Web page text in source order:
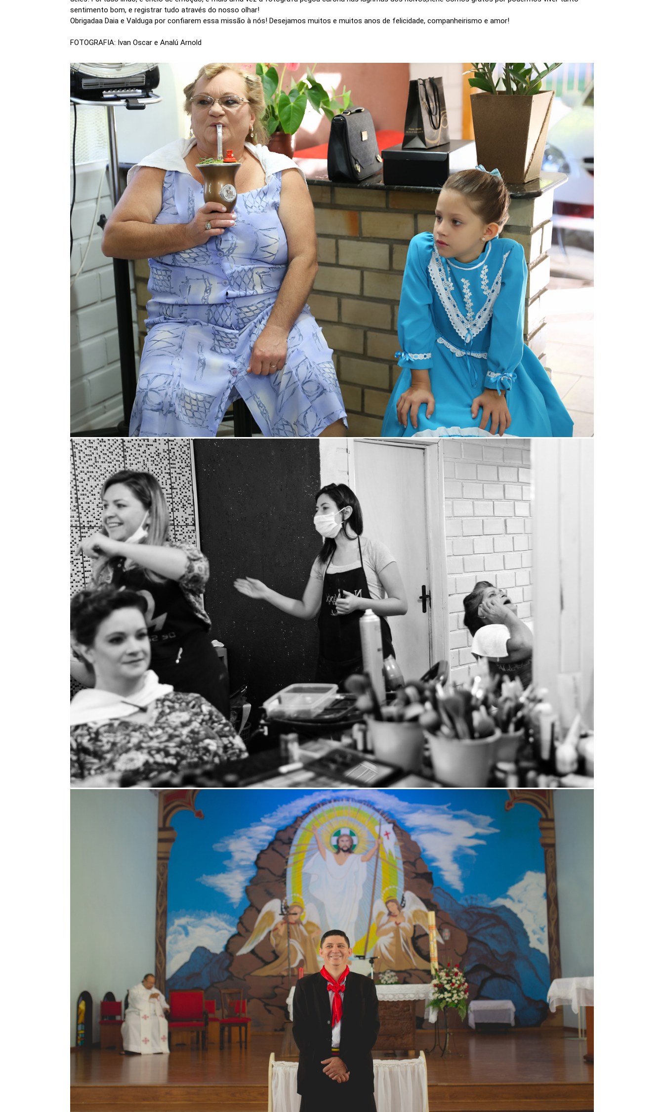
sentimento bom, e registrar tudo através do nosso olhar!
Obrigadaa Daia e Valduga por confiarem essa missão à nós! Desejamos muitos e muitos anos de felicidade, companheirismo e amor!
FOTOGRAFIA: Ivan Oscar e Analú Arnold